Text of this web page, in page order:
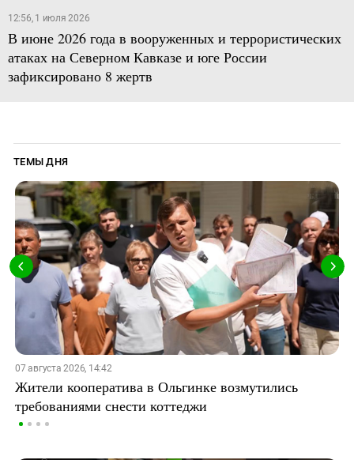
12:56, 1 июля 2026
В июне 2026 года в вооруженных и террористических
атаках на Северном Кавказе и юге России
зафиксировано 8 жертв
ТЕМЫ ДНЯ
07 августа 2026, 14:42
Жители кооператива в Ольгинке возмутились
требованиями снести коттеджи